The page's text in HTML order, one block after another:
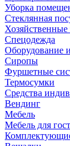
Уборка
Стеклянная
Спецодежда
Оборудование
Сиропы
Фуршетные
Термосумки
Средства
Вендинг
Мебель
Мебель для